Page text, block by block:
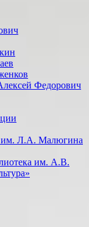
Федорович
им. Л.А. Малюгина
им. А.В.